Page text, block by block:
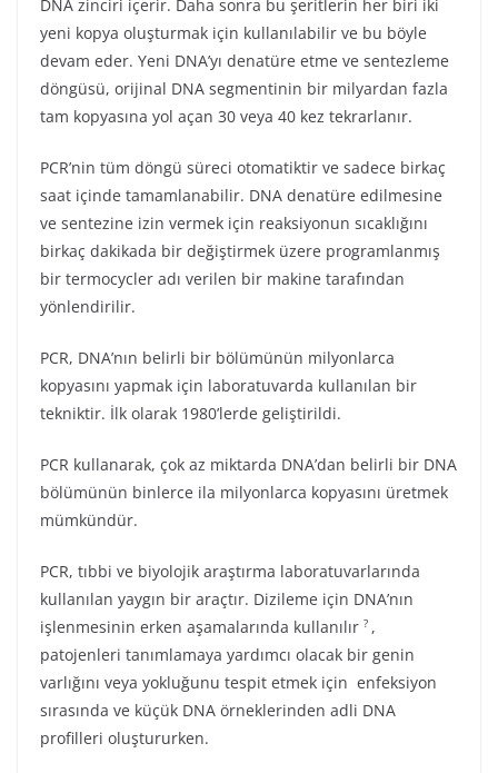
DNA zinciri içerir. Daha sonra bu şeritlerin her biri iki
yeni kopya oluşturmak için kullanılabilir ve bu böyle
devam eder. Yeni DNA’yı denatüre etme ve sentezleme
döngüsü, orijinal DNA segmentinin bir milyardan fazla
tam kopyasına yol açan 30 veya 40 kez tekrarlanır.
PCR’nin tüm döngü süreci otomatiktir ve sadece birkaç
saat içinde tamamlanabilir. DNA denatüre edilmesine
ve sentezine izin vermek için reaksiyonun sıcaklığını
birkaç dakikada bir değiştirmek üzere programlanmış
bir termocycler adı verilen bir makine tarafından
yönlendirilir.
PCR, DNA’nın belirli bir bölümünün milyonlarca
kopyasını yapmak için laboratuvarda kullanılan bir
tekniktir. İlk olarak 1980’lerde geliştirildi.
PCR kullanarak, çok az miktarda DNA’dan belirli bir DNA
bölümünün binlerce ila milyonlarca kopyasını üretmek
mümkündür.
PCR, tıbbi ve biyolojik araştırma laboratuvarlarında
kullanılan yaygın bir araçtır. Dizileme için DNA’nın
işlenmesinin erken aşamalarında kullanılır ? ,
patojenleri tanımlamaya yardımcı olacak bir genin
varlığını veya yokluğunu tespit etmek için enfeksiyon
sırasında ve küçük DNA örneklerinden adli DNA
profilleri oluştururken.